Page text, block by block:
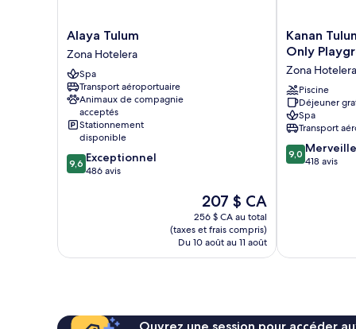
Alaya
Tulum
Zona
Hotelera
Alaya Tulum
Zona Hotelera
Spa
Transport aéroportuaire
Animaux de compagnie
acceptés
Stationnement
disponible
9.6
sur
9,6 Exceptionnel
486 avis
Le
prix
est
de
207 $ CA
207 $ CA
256 $ CA au total
(taxes et frais compris)
Du 10 août au 11 août
Kanan
Tulum
Hotel
&
Spa
Adults
Only
Playground
Zona
Hotelera
Kanan
Only
Zona Hotelera
Piscine
Déjeuner
Spa
Transport
9.0
sur
9,0
418 avis